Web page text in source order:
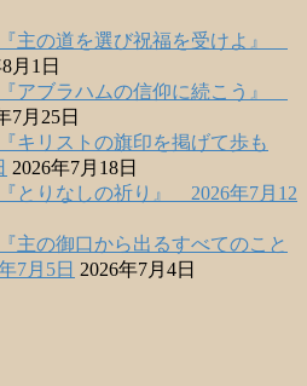
主の道を選び祝福を受けよ』
月1日
アブラハムの信仰に続こう』
7月25日
キリストの旗印を掲げて歩も
2026年7月18日
とりなしの祈り』 2026年7月12
の御口から出るすべてのこと
7月5日 2026年7月4日